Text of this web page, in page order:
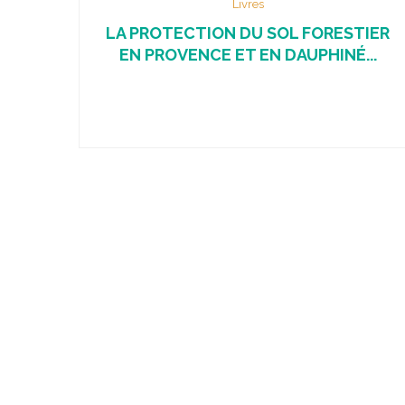
Livres
LA PROTECTION DU SOL FORESTIER
EN PROVENCE ET EN DAUPHINÉ...